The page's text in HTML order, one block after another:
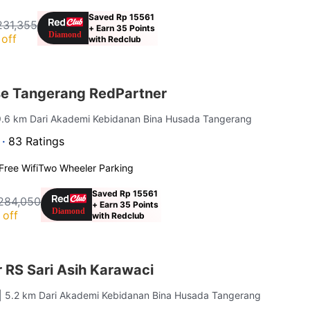
off
Saved Rp 15561
+ Earn 35 Points
with Redclub
Tangerang RedPartner
km Dari Akademi Kebidanan Bina Husada Tangerang
83 Ratings
WifiTwo Wheeler Parking
off
Saved Rp 15561
+ Earn 35 Points
with Redclub
RS Sari Asih Karawaci
5.2 km Dari Akademi Kebidanan Bina Husada Tangerang